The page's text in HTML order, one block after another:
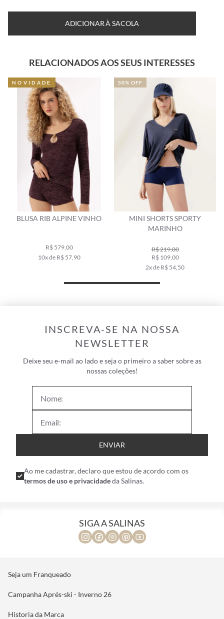
ADICIONAR À SACOLA
RELACIONADOS AOS SEUS INTERESSES
BLUSA RIB ALPINE VINHO
R$ 579,00
10x de R$ 57,90
NOVIDADE
MINI SHORTS SPORTY
MARINHO
R$ 219,00
R$ 109,00
2x de R$ 54,50
50% OFF
INSCREVA-SE NA NOSSA
NEWSLETTER
Deixe seu e-mail ao lado e seja o primeiro a saber sobre as
nossas coleções!
ENVIAR
Ao me cadastrar, declaro que estou de acordo com os
termos de uso e privacidadeda Salinas.
SIGA A SALINAS
Seja um Franqueado
Campanha Aprés-ski - Inverno 26
Historia da Marca